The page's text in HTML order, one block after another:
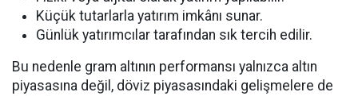
Küçük tutarlarla yatırım imkânı sunar.
Günlük yatırımcılar tarafından sık tercih edilir.
Bu nedenle gram altının performansı yalnızca altın
piyasasına değil, döviz piyasasındaki gelişmelere de